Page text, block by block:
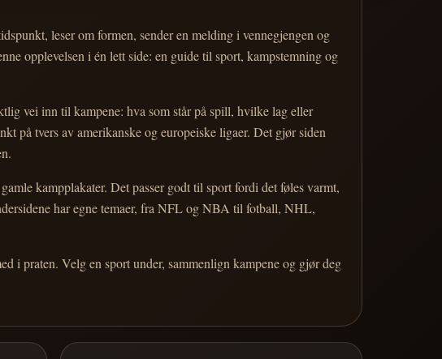
leser om formen, sender en melding i vennegjengen og
opplevelsen i én lett side: en guide til sport, kampstemning og
vei inn til kampene: hva som står på spill, hvilke lag eller
på tvers av amerikanske og europeiske ligaer. Det gjør siden
kampplakater. Det passer godt til sport fordi det føles varmt,
har egne temaer, fra NFL og NBA til fotball, NHL,
i praten. Velg en sport under, sammenlign kampene og gjør deg